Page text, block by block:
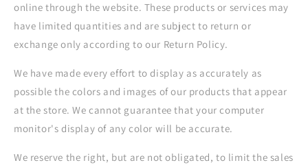
online through the website. These products or services may
have limited quantities and are subject to return or
exchange only according to our Return Policy.
We have made every effort to display as accurately as
possible the colors and images of our products that appear
at the store. We cannot guarantee that your computer
monitor's display of any color will be accurate.
We reserve the right, but are not obligated, to limit the sales